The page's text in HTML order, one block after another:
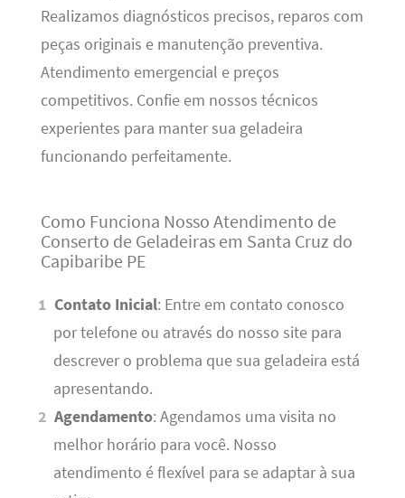
Realizamos diagnósticos precisos, reparos com
peças originais e manutenção preventiva.
Atendimento emergencial e preços
competitivos. Confie em nossos técnicos
experientes para manter sua geladeira
funcionando perfeitamente.
Como Funciona Nosso Atendimento de
Conserto de Geladeiras em Santa Cruz do
Capibaribe PE
Contato Inicial: Entre em contato conosco
por telefone ou através do nosso site para
descrever o problema que sua geladeira está
apresentando.
Agendamento: Agendamos uma visita no
melhor horário para você. Nosso
atendimento é flexível para se adaptar à sua